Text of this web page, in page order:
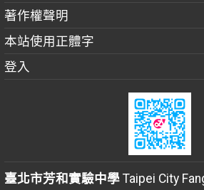
著作權聲明
本站使用正體字
登入
臺北市芳和實驗中學Taipei City